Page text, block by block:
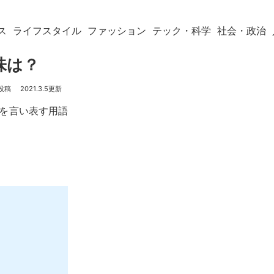
ライフスタイル ファッション テック・科学 社会・政治
？
2021.3.5
言い表す用語